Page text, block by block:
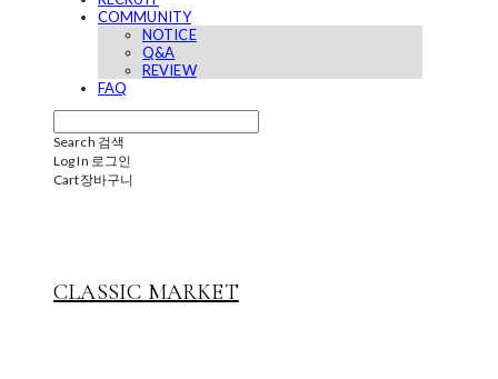
COMMUNITY
NOTICE
Q&A
REVIEW
FAQ
Search 검색
Log In 로그인
Cart장바구니
CLASSIC MARKET